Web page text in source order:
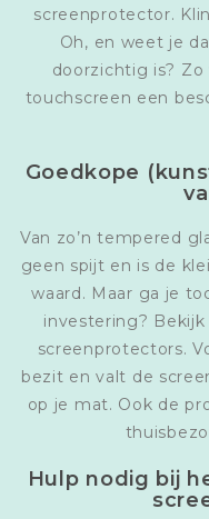
screenprotector.
Oh, en weet je
doorzichtig is?
touchscreen een
Goedkope
Van zo’n tempered
geen spijt en is de
waard. Maar ga je
investering?
screenprotectors.
bezit en valt de
op je mat. Ook de
Hulp nodig bij